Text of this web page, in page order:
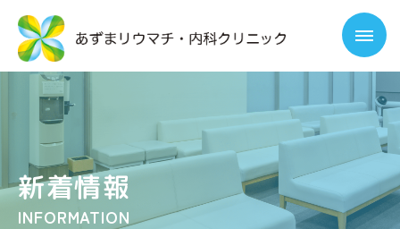
新着情報
INFORMATION